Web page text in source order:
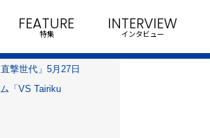
FEATURE
特集
INTERVIEW
インタビュー
撃世代」5月27日
「VS Tairiku